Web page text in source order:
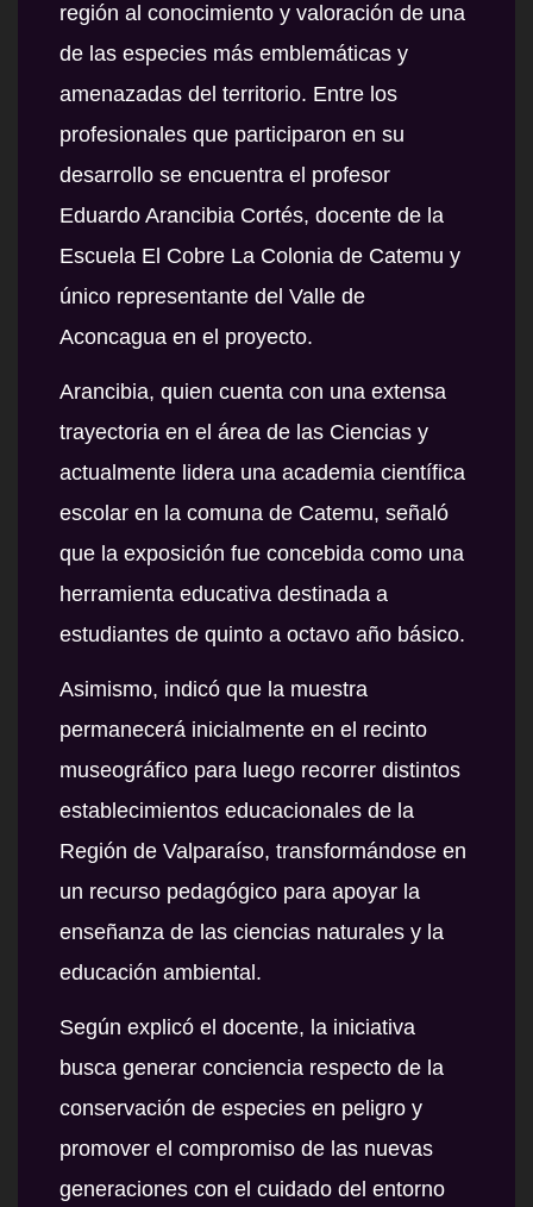
región al conocimiento y valoración de una
de las especies más emblemáticas y
amenazadas del territorio. Entre los
profesionales que participaron en su
desarrollo se encuentra el profesor
Eduardo Arancibia Cortés, docente de la
Escuela El Cobre La Colonia de Catemu y
único representante del Valle de
Aconcagua en el proyecto.
Arancibia, quien cuenta con una extensa
trayectoria en el área de las Ciencias y
actualmente lidera una academia científica
escolar en la comuna de Catemu, señaló
que la exposición fue concebida como una
herramienta educativa destinada a
estudiantes de quinto a octavo año básico.
Asimismo, indicó que la muestra
permanecerá inicialmente en el recinto
museográfico para luego recorrer distintos
establecimientos educacionales de la
Región de Valparaíso, transformándose en
un recurso pedagógico para apoyar la
enseñanza de las ciencias naturales y la
educación ambiental.
Según explicó el docente, la iniciativa
busca generar conciencia respecto de la
conservación de especies en peligro y
promover el compromiso de las nuevas
generaciones con el cuidado del entorno